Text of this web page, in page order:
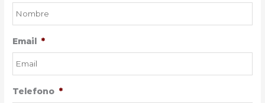
Email *
Telefono *